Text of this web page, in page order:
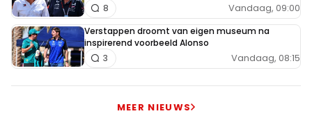
Vandaag, 09:00
8
Verstappen droomt van eigen museum na
inspirerend voorbeeld Alonso
Vandaag, 08:15
3
MEER NIEUWS